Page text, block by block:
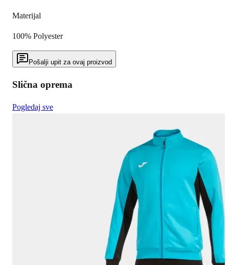
Materijal
100% Polyester
Pošalji upit za ovaj proizvod
Slična oprema
Pogledaj sve